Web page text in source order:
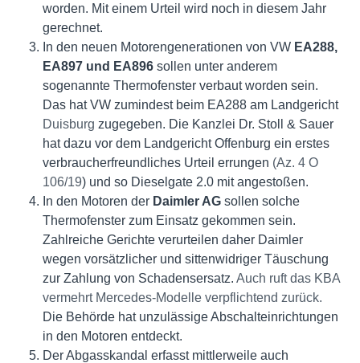
worden. Mit einem Urteil wird noch in diesem Jahr
gerechnet.
In den neuen Motorengenerationen von VW EA288,
EA897 und EA896sollen unter anderem
sogenannte Thermofenster verbaut worden sein.
Das hat VW zumindest beim EA288 am Landgericht
Duisburg zugegeben. Die Kanzlei Dr. Stoll & Sauer
hat dazu vor dem Landgericht Offenburg ein erstes
verbraucherfreundliches Urteil errungen (Az. 4 O
106/19) und so Dieselgate 2.0 mit angestoßen.
In den Motoren der Daimler AGsollen solche
Thermofenster zum Einsatz gekommen sein.
Zahlreiche Gerichte verurteilen daher Daimler
wegen vorsätzlicher und sittenwidriger Täuschung
zur Zahlung von Schadensersatz. Auch ruft das KBA
vermehrt Mercedes-Modelle verpflichtend zurück.
Die Behörde hat unzulässige Abschalteinrichtungen
in den Motoren entdeckt.
Der Abgasskandal erfasst mittlerweile auch